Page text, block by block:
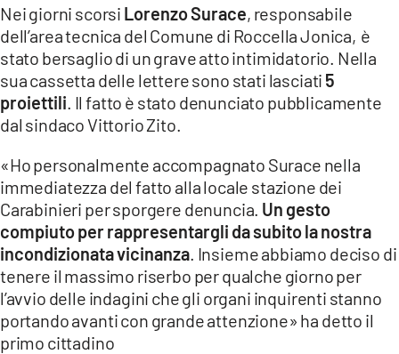
LaC
Network
LACPLAY.IT
LACTV.IT
LACONAIR.IT
LACITYMAG.IT
ILREGGINO.IT
COSENZACHANNEL.IT
ILVIBONESE.IT
CATANZAROCHANNEL.IT
Nei giorni scorsi Lorenzo Surace, responsabile
dell’area tecnica del Comune di Roccella Jonica, è
stato bersaglio di un grave atto intimidatorio. Nella
sua cassetta delle lettere sono stati lasciati 5
proiettili . Il fatto è stato denunciato pubblicamente
dal sindaco Vittorio Zito.
«Ho personalmente accompagnato Surace nella
immediatezza del fatto alla locale stazione dei
Carabinieri per sporgere denuncia. Un gesto
compiuto per rappresentargli da subito la nostra
incondizionata vicinanza . Insieme abbiamo deciso di
tenere il massimo riserbo per qualche giorno per
l’avvio delle indagini che gli organi inquirenti stanno
portando avanti con grande attenzione» ha detto il
primo cittadino